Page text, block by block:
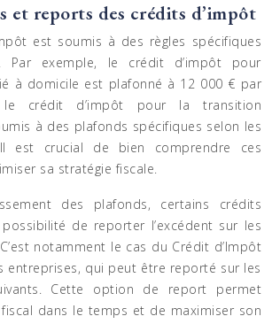
et reports des crédits d’impôt
est soumis à des règles spécifiques
Par exemple, le crédit d’impôt pour
à domicile est plafonné à 12 000 € par
crédit d’impôt pour la transition
à des plafonds spécifiques selon les
est crucial de bien comprendre ces
sa stratégie fiscale.
des plafonds, certains crédits
de reporter l’excédent sur les
notamment le cas du Crédit d’Impôt
entreprises, qui peut être reporté sur les
Cette option de report permet
fiscal dans le temps et de maximiser son